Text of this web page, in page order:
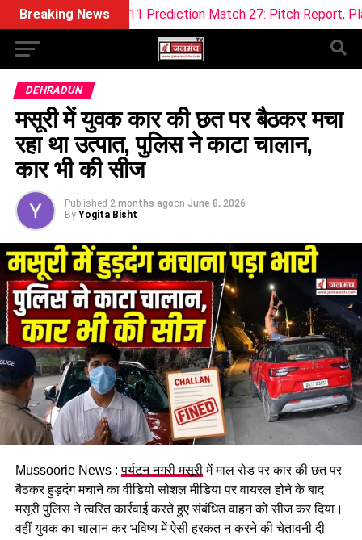
Breaking News
Dream11 Prediction Match 27: Pitch Report, Playing XI &
DEHRADUN
मसूरी में युवक कार की छत पर बैठकर मचा
रहा था उत्पात, पुलिस ने काटा चालान,
कार भी की सीज
Published 2 months agoon June 8, 2026
By Yogita Bisht
Mussoorie News :पर्यटन नगरी मसूरीमें माल रोड पर कार की छत पर
बैठकर हुड़दंग मचाने का वीडियो सोशल मीडिया पर वायरल होने के बाद
मसूरी पुलिस ने त्वरित कार्रवाई करते हुए संबंधित वाहन को सीज कर दिया।
वहीं युवक का चालान कर भविष्य में ऐसी हरकत न करने की चेतावनी दी